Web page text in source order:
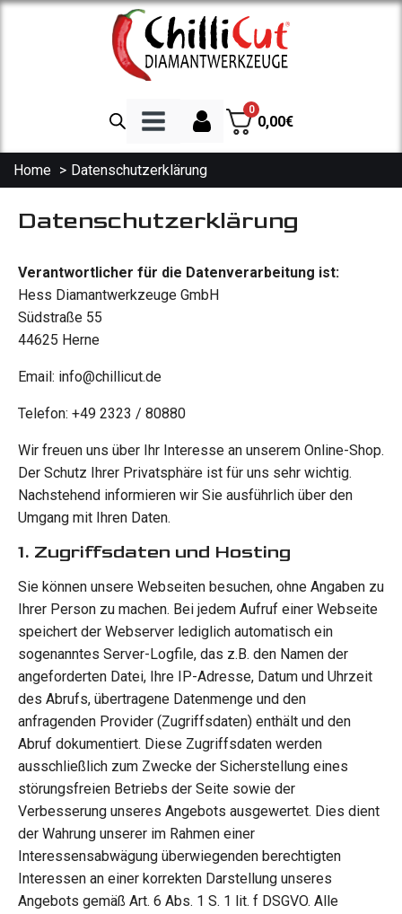
Trennscheibe Beton
Trennscheibe Fliesen
Spezialscheiben
Trennscheibe Asphalt
Diamantbohrkronen
Kernbohrkronen
Fliesenbohrer M14
Fliesenbohrer 6-Kant
Diamantschleiftöpfe
Fliesenbearbeitung
Steinsägen
Aktionen
Hilfreiche Beiträge
Diamantwerkzeug FAQ
Betonrechner
Verschnittrechner
Kubikmeter berechnen
Estrich Rechner
0
0,00€
Home Datenschutzerklärung
Datenschutzerklärung
Verantwortlicher für die Datenverarbeitung ist:
Hess Diamantwerkzeuge GmbH
Südstraße 55
44625 Herne
Email: info@chillicut.de
Telefon: +49 2323 / 80880
Wir freuen uns über Ihr Interesse an unserem Online-Shop.
Der Schutz Ihrer Privatsphäre ist für uns sehr wichtig.
Nachstehend informieren wir Sie ausführlich über den
Umgang mit Ihren Daten.
1. Zugriffsdaten und Hosting
Sie können unsere Webseiten besuchen, ohne Angaben zu
Ihrer Person zu machen. Bei jedem Aufruf einer Webseite
speichert der Webserver lediglich automatisch ein
sogenanntes Server-Logfile, das z.B. den Namen der
angeforderten Datei, Ihre IP-Adresse, Datum und Uhrzeit
des Abrufs, übertragene Datenmenge und den
anfragenden Provider (Zugriffsdaten) enthält und den
Abruf dokumentiert. Diese Zugriffsdaten werden
ausschließlich zum Zwecke der Sicherstellung eines
störungsfreien Betriebs der Seite sowie der
Verbesserung unseres Angebots ausgewertet. Dies dient
der Wahrung unserer im Rahmen einer
Interessensabwägung überwiegenden berechtigten
Interessen an einer korrekten Darstellung unseres
Angebots gemäß Art. 6 Abs. 1 S. 1 lit. f DSGVO. Alle